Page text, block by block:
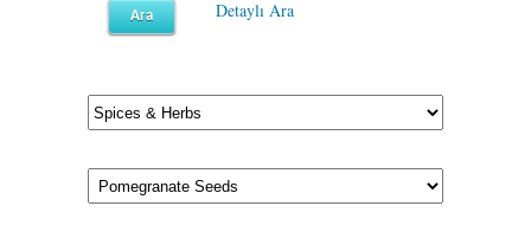
Detaylı Ara